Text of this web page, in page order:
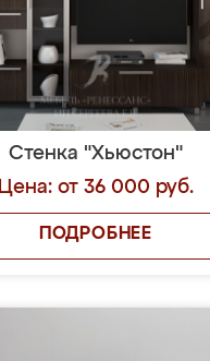
Стенка "Хьюстон"
Цена: от 36 000 руб.
ПОДРОБНЕЕ